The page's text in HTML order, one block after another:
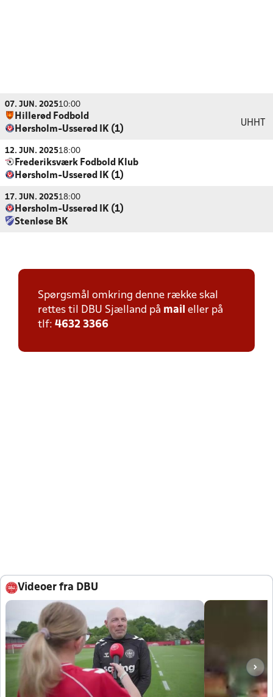
07. JUN. 202510:00
Hillerød Fodbold
Hørsholm-Usserød IK (1)
UHHT
12. JUN. 202518:00
Frederiksværk Fodbold Klub
Hørsholm-Usserød IK (1)
17. JUN. 202518:00
Hørsholm-Usserød IK (1)
Stenløse BK
Spørgsmål omkring denne række skal
rettes til DBU Sjælland på mail eller på
tlf: 4632 3366
Videoer fra DBU